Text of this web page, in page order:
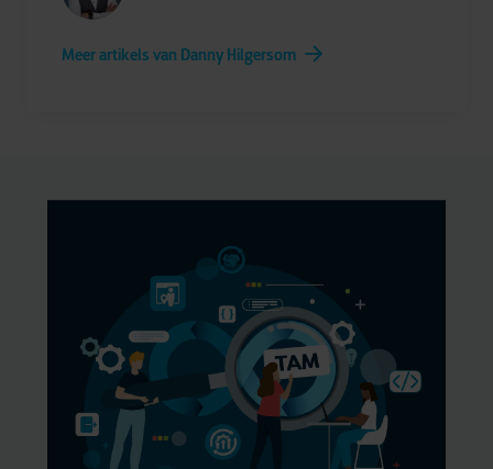
Meer artikels van Danny Hilgersom